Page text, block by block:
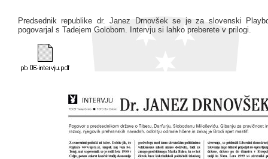
Predsednik republike dr. Janez Drnovšek se je za slovenski
pogovarjal s Tadejem Golobom. Intervju si lahko preberete v prilogi.